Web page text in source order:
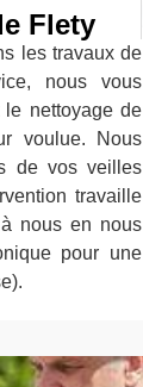
Flety
les travaux de
nous vous
nettoyage de
voulue. Nous
de vos veilles
travaille
nous en nous
pour une